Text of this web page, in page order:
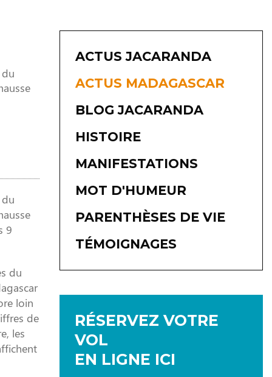
9
du
loin
de
les
ACTUS JACARANDA
ACTUS MADAGASCAR
BLOG JACARANDA
HISTOIRE
MANIFESTATIONS
MOT D'HUMEUR
PARENTHÈSES DE VIE
TÉMOIGNAGES
RÉSERVEZ VOTRE
VOL
EN LIGNE ICI